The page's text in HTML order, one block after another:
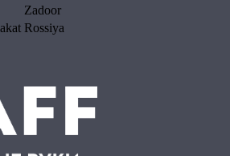
Zadoor
Rossiya